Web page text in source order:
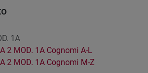
1A
2 MOD. 1A Cognomi A-L
2 MOD. 1A Cognomi M-Z